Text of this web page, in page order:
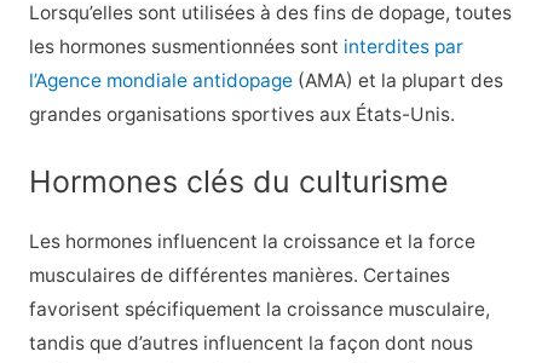
Lorsqu’elles sont utilisées à des fins de dopage, toutes
les hormones susmentionnées sont interdites par
l’Agence mondiale antidopage(AMA) et la plupart des
grandes organisations sportives aux États-Unis.
Hormones clés du culturisme
Les hormones influencent la croissance et la force
musculaires de différentes manières. Certaines
favorisent spécifiquement la croissance musculaire,
tandis que d’autres influencent la façon dont nous